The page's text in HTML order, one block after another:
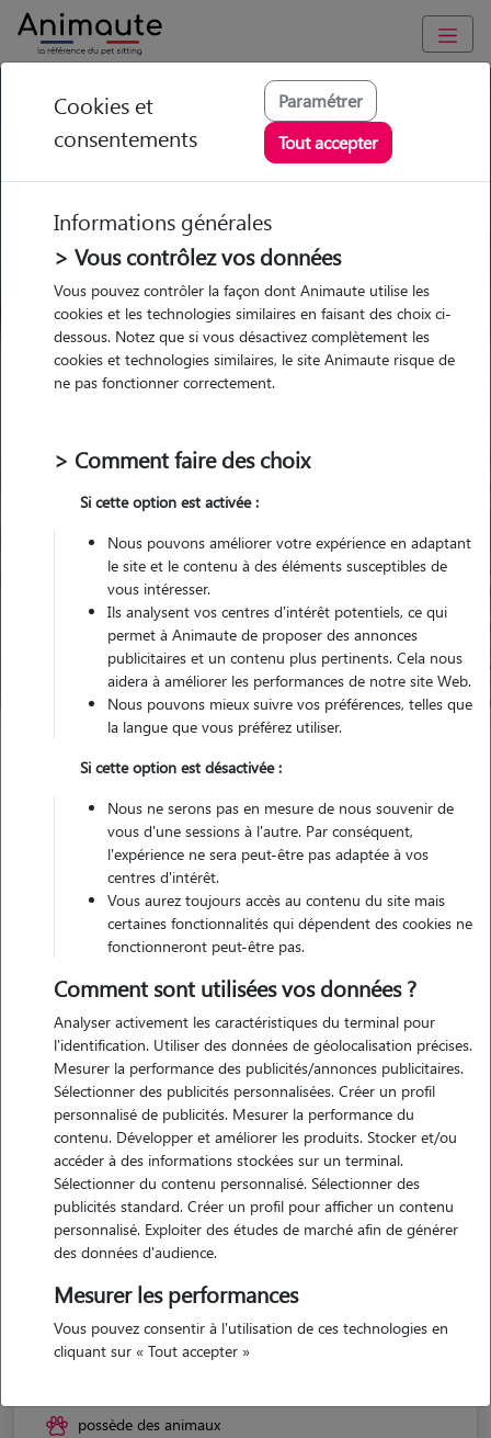
GARDE ANIMAUX à Diarville : Garde chien et chat en famille
ou à domicile, visites et promenades
Trouvez une garde animaux à
Diarville
Parmi nos 1 pet-sitters à Diarville
Garde
chez le Pet Sitter
Garde
chez le Pet Sitter
Pour quel animal ?
Trouver mon Pet Sitter
Diarville
Nos promeneurs et familles d'accueil
à Diarville (54930)
Celia
possède des animaux
Cookies et
consentements
Paramétrer
Tout accepter
Informations générales
> Vous contrôlez vos données
Vous pouvez contrôler la façon dont Animaute utilise les
cookies et les technologies similaires en faisant des choix ci-
dessous. Notez que si vous désactivez complètement les
cookies et technologies similaires, le site Animaute risque de
ne pas fonctionner correctement.
> Comment faire des choix
Si cette option est activée :
Nous pouvons améliorer votre expérience en adaptant
le site et le contenu à des éléments susceptibles de
vous intéresser.
Ils analysent vos centres d'intérêt potentiels, ce qui
permet à Animaute de proposer des annonces
publicitaires et un contenu plus pertinents. Cela nous
aidera à améliorer les performances de notre site Web.
Nous pouvons mieux suivre vos préférences, telles que
la langue que vous préférez utiliser.
Si cette option est désactivée :
Nous ne serons pas en mesure de nous souvenir de
vous d'une sessions à l'autre. Par conséquent,
l'expérience ne sera peut-être pas adaptée à vos
centres d'intérêt.
Vous aurez toujours accès au contenu du site mais
certaines fonctionnalités qui dépendent des cookies ne
fonctionneront peut-être pas.
Comment sont utilisées vos données ?
Analyser activement les caractéristiques du terminal pour
l'identification. Utiliser des données de géolocalisation précises.
Mesurer la performance des publicités/annonces publicitaires.
Sélectionner des publicités personnalisées. Créer un profil
personnalisé de publicités. Mesurer la performance du
contenu. Développer et améliorer les produits. Stocker et/ou
accéder à des informations stockées sur un terminal.
Sélectionner du contenu personnalisé. Sélectionner des
publicités standard. Créer un profil pour afficher un contenu
personnalisé. Exploiter des études de marché afin de générer
des données d'audience.
Mesurer les performances
Vous pouvez consentir à l'utilisation de ces technologies en
cliquant sur « Tout accepter »